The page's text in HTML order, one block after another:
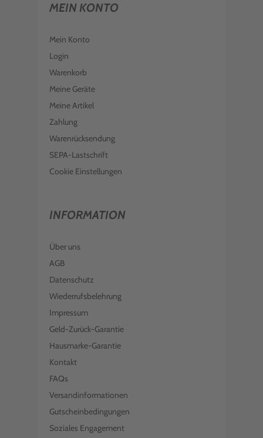
MEIN KONTO
Mein Konto
Login
Warenkorb
Meine Geräte
Meine Artikel
Zahlung
Warenrücksendung
SEPA-Lastschrift
Cookie Einstellungen
INFORMATION
Über uns
AGB
Datenschutz
Wiederrufsbelehrung
Impressum
Geld-Zurück-Garantie
Hausmarke-Garantie
Kontakt
FAQs
Versandinformationen
Gutscheinbedingungen
Soziales Engagement